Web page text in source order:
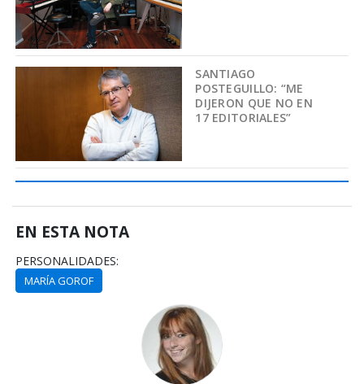
SANTIAGO
POSTEGUILLO: “ME
DIJERON QUE NO EN
17 EDITORIALES”
EN ESTA NOTA
PERSONALIDADES:
MARÍA GOROF